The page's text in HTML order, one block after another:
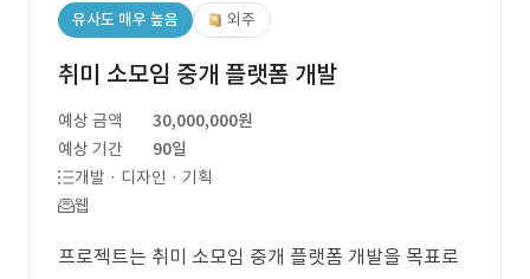
유사도 매우 높음 외주
취미 소모임 중개 플랫폼 개발
예상 금액
30,000,000원
예상 기간
90일
개발 · 디자인 · 기획
웹
프로젝트는 취미 소모임 중개 플랫폼 개발을 목표로